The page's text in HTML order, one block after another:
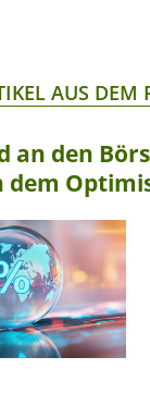
AUS DEM
an den
dem